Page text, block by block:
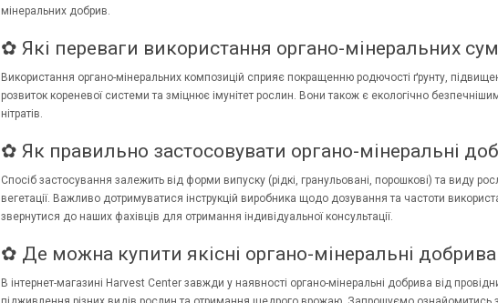
мінеральних добрив.
✿ Які переваги використання органо-мінеральних
Використання органо-мінеральних композицій сприяє покращенню родючості ґрунту,
розвиток кореневої системи та зміцнює імунітет рослин. Вони також є екологічно
нітратів.
✿ Як правильно застосовувати органо-мінеральні
Спосіб застосування залежить від форми випуску (рідкі, гранульовані, порошкові) та виду
вегетації. Важливо дотримуватися інструкцій виробника щодо дозування та частоти
звернутися до наших фахівців для отримання індивідуальної консультації.
✿ Де можна купити якісні органо-мінеральні добрива
В інтернет-магазині Harvest Center завжди у наявності органо-мінеральні добрива від